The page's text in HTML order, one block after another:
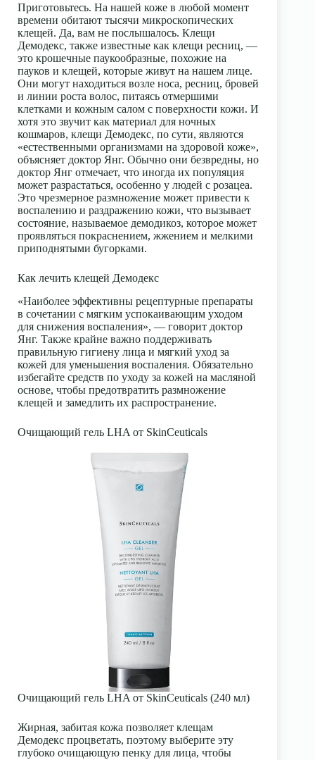
Приготовьтесь. На нашей коже в любой момент
времени обитают тысячи микроскопических
клещей. Да, вам не послышалось. Клещи
Демодекс, также известные как клещи ресниц, —
это крошечные паукообразные, похожие на
пауков и клещей, которые живут на нашем лице.
Они могут находиться возле носа, ресниц, бровей
и линии роста волос, питаясь отмершими
клетками и кожным салом с поверхности кожи. И
хотя это звучит как материал для ночных
кошмаров, клещи Демодекс, по сути, являются
«естественными организмами на здоровой коже»,
объясняет доктор Янг. Обычно они безвредны, но
доктор Янг отмечает, что иногда их популяция
может разрастаться, особенно у людей с розацеа.
Это чрезмерное размножение может привести к
воспалению и раздражению кожи, что вызывает
состояние, называемое демодикоз, которое может
проявляться покраснением, жжением и мелкими
приподнятыми бугорками.
Как лечить клещей Демодекс
«Наиболее эффективны рецептурные препараты
в сочетании с мягким успокаивающим уходом
для снижения воспаления», — говорит доктор
Янг. Также крайне важно поддерживать
правильную гигиену лица и мягкий уход за
кожей для уменьшения воспаления. Обязательно
избегайте средств по уходу за кожей на масляной
основе, чтобы предотвратить размножение
клещей и замедлить их распространение.
Очищающий гель LHA от SkinCeuticals
Очищающий гель LHA от SkinCeuticals (240 мл)
Жирная, забитая кожа позволяет клещам
Демодекс процветать, поэтому выберите эту
глубоко очищающую пенку для лица, чтобы